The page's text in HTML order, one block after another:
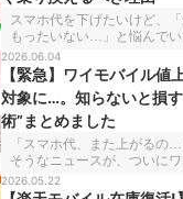
ながりにくい…」という噂
まくカバーすれば快適に使
んです。今回は、動画もス
「Rakuten最強U-NEXT」の
を解消する使い方までまと
す！
スマホ代を下げたいけど、
もったいない…」と悩んで
mineo（マイネオ）で初期費
容量までタダでもらえるキ
んです！今回は乗り換えを検
て、このダブル特典の内容と
く解説します。お得に始めら
すよ！
2026.06.04
【緊急】ワイモバイル値
対象に…。知らないと損
術”まとめました
「スマホ代、また上がるの
そうなニュースが、ついに
されました。プランによって
額基本料金が最大330円値上
2026.05.22